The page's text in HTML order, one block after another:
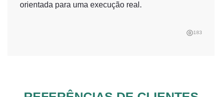
orientada para uma execução real.
183